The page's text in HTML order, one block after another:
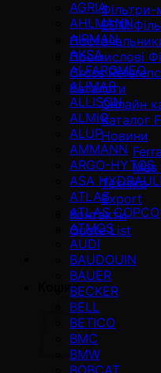
Фільтри-
EDM
Промислові
Cross
Каталоги
Онлайн
Каталог
Новини
Mas
Техніка
Export
Контакти
Quote List
Кошик
AGRIA
AHLMANN
AIRMAN
AKSA
ALFAROMEO
ALIMAR
ALLISON
ALMiG
ALUP
AMMANN
ARGO-HYTOS
ASA
ATLAS
ATLAS COPCO
ATMOS
AUDI
BAUDOUIN
BAUER
BECKER
BELL
BETICO
BMC
BMW
BOBCAT